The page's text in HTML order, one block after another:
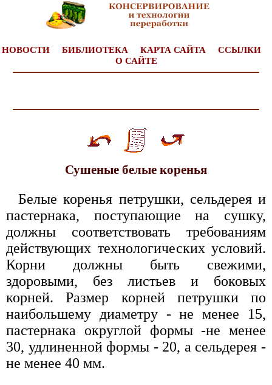
НОВОСТИ БИБЛИОТЕКА КАРТА САЙТА
ССЫЛКИ
О САЙТЕ
Сушеные белые коренья
Белые коренья петрушки, сельдерея и
пастернака, поступающие на сушку,
должны соответствовать требованиям
действующих технологических условий.
Корни должны быть свежими,
здоровыми, без листьев и боковых
корней. Размер корней петрушки по
наибольшему диаметру - не менее 15,
пастернака округлой формы -не менее
30, удлиненной формы - 20, а сельдерея -
не менее 40 мм.